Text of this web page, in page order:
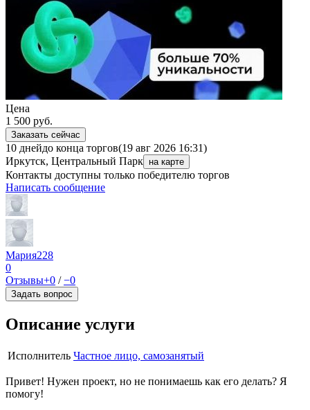
Цена
1 500 руб.
Заказать сейчас
10 днейдо конца торгов(19 авг 2026 16:31)
Иркутск, Центральный Парк на карте
Контакты доступны только победителю торгов
Написать сообщение
Мария228
0
Отзывы+0 /−0
Задать вопрос
Описание услуги
Исполнитель Частное лицо, самозанятый
Привет! Нужен проект, но не понимаешь как его делать? Я
помогу!